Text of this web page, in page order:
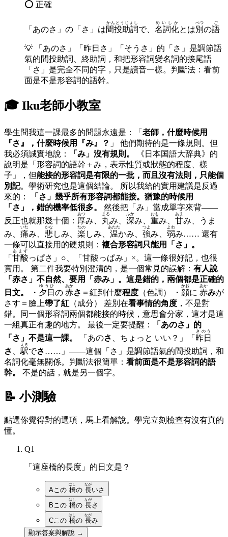
⭕ 正確
「あのさ」の「さ」は間投助詞
かんとうじょし
で、 名詞化
めいしか
とは別
べつ
の語
ご
💡
「あのさ」「昨日さ」「そうさ」的「さ」是調節語
氣的間投助詞、終助詞，和把形容詞變名詞的接尾語
「さ」是完全不同的字，只是讀音一樣。判斷法：看前
面是不是形容詞的語幹。
🎓 Iku老師小教室
學生問我這一課最多的問題永遠是：「 老師，什麼時候用
『さ』，什麼時候用『み』？ 」 他們期待的是一條規則。但
我必須誠實地說：
「み」沒有規則。
說明是「形容詞的語幹＋み，表示性質或狀態的程度、樣
子」，但能接的形容詞是有限的一批，而且沒有法則，只能個
別記。學術研究也是這個結論。 所以我給的實用建議是反過
來的：
「さ」幾乎所有形容詞都能接。猶豫的時候用
「さ」，錯的機率低很多。
反正也就那幾十個： 厚
あつ
み、 丸
まる
み、 深
ふか
み、 重
おも
み、 甘
あま
み、うま
み、 痛
いた
み、 悲
かな
しみ、 楽
たの
しみ、 温
あたた
かみ、 強
つよ
み、 弱
よわ
み…… 還有
一條可以直接用的硬規則： 複合形容詞只能用「さ」。
「 甘酸
あまず
っぱさ」○、「甘酸っぱみ」×。這一條很好記，也很
實用。 第二件我要特別澄清的，是一個常見的誤解： 有人說
「赤さ」不自然、要用「赤み」。這是錯的，兩個都是正確的
日文。
・ 夕日
ゆうひ
の 赤
あか
さ ＝紅到什麼程度 （色調） ・ 顔
かお
に 赤
あか
みが
さす＝臉上帶了紅 （成分） 差別在看事情的角度 ，不是對
錯。同一個形容詞兩個都能接的時候，意思會分家，這才是這
一組真正有趣的地方。 最後一定要提醒：
「あのさ」的
「さ」不是這一課。
「あのさ 、ちょっと いい？」「 昨日
きのう
さ 駅
えき
でさ……」——這個「さ」是調節語氣的間投助詞，和
名詞化毫無關係。判斷法很簡單： 看前面是不是形容詞的語
幹。
不是的話，就是另一個字。
📝 小測驗
點選你覺得對的選項，馬上看解說。學完立刻檢查有沒有真的
懂。
Q1
「這座橋的長度」的日文是？
A この 橋
はし
の 長
なが
いさ
B この 橋
はし
の 長
なが
さ
C この 橋
はし
の 長
なが
み
顯示答案與解說 →